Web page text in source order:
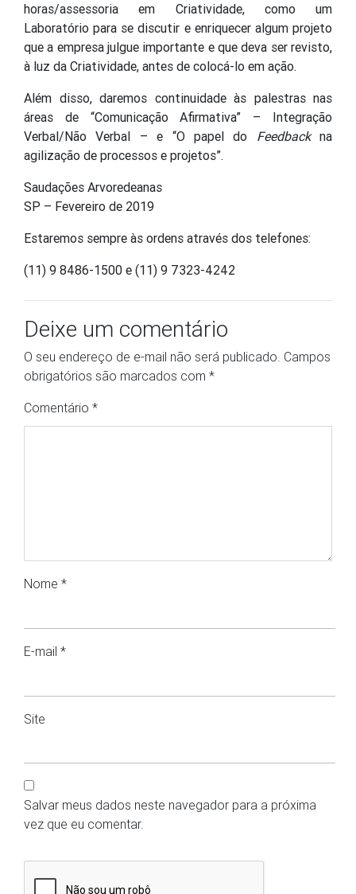
horas/assessoria em Criatividade, como um
Laboratório para se discutir e enriquecer algum projeto
que a empresa julgue importante e que deva ser revisto,
à luz da Criatividade, antes de colocá-lo em ação.
Além disso, daremos continuidade às palestras nas
áreas de “Comunicação Afirmativa” – Integração
Verbal/Não Verbal – e “O papel do Feedbackna
agilização de processos e projetos”.
Saudações Arvoredeanas
SP – Fevereiro de 2019
Estaremos sempre às ordens através dos telefones:
(11) 9 8486-1500 e (11) 9 7323-4242
Deixe um comentário
O seu endereço de e-mail não será publicado. Campos
obrigatórios são marcados com *
Comentário *
Nome *
E-mail *
Site
Salvar meus dados neste navegador para a próxima
vez que eu comentar.